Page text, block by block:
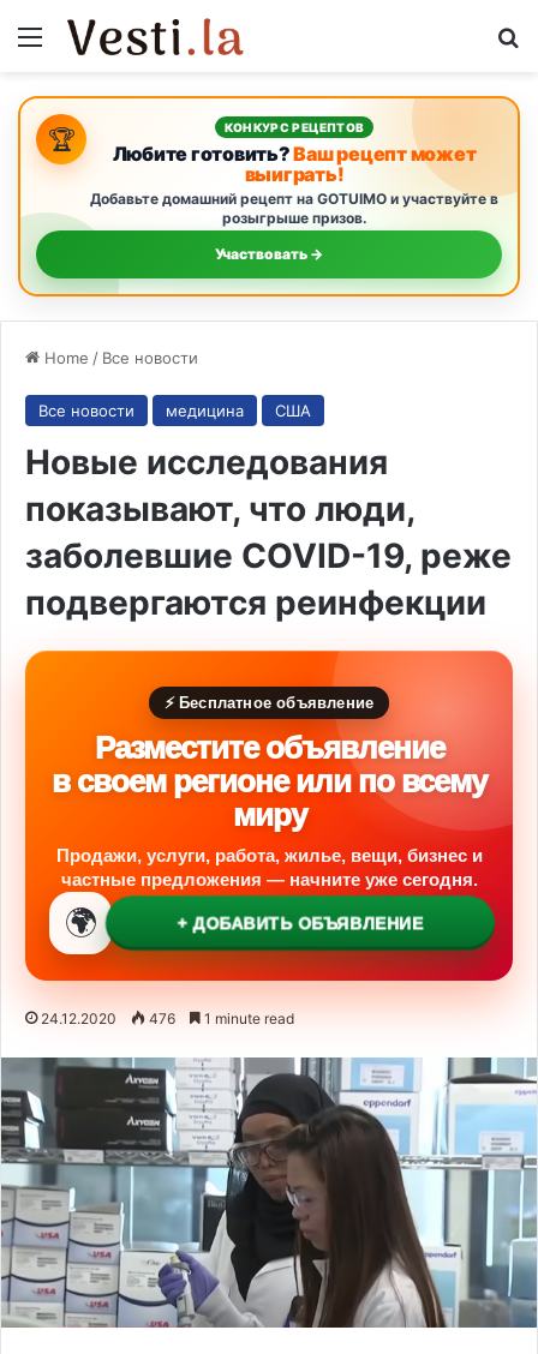
Menu
🏆 КОНКУРС РЕЦЕПТОВ
Любите готовить?Ваш рецепт может
выиграть!
Добавьте домашний рецепт на GOTUIMO и участвуйте в
розыгрыше призов.
Участвовать →
Home / Все новости
Все новости медицина США
Новые исследования
показывают, что люди,
заболевшие COVID-19, реже
подвергаются реинфекции
⚡ Бесплатное объявление
Разместите объявление
в своем регионе или по всему
миру
Продажи, услуги, работа, жилье, вещи, бизнес и
частные предложения — начните уже сегодня.
🌍 + ДОБАВИТЬ ОБЪЯВЛЕНИЕ
24.12.2020 476 1 minute read